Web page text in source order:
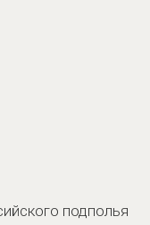
подполья